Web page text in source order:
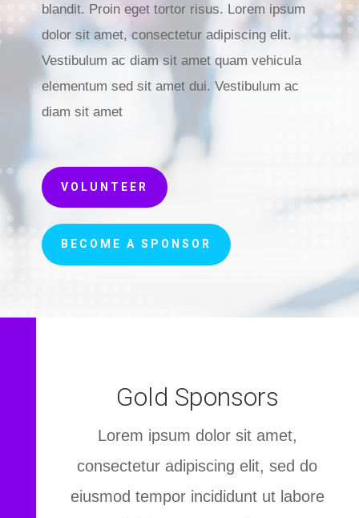
blandit. Proin eget tortor risus. Lorem ipsum
dolor sit amet, consectetur adipiscing elit.
Vestibulum ac diam sit amet quam vehicula
elementum sed sit amet dui. Vestibulum ac
diam sit amet
VOLUNTEER
BECOME A SPONSOR
Gold Sponsors
Lorem ipsum dolor sit amet,
consectetur adipiscing elit, sed do
eiusmod tempor incididunt ut labore